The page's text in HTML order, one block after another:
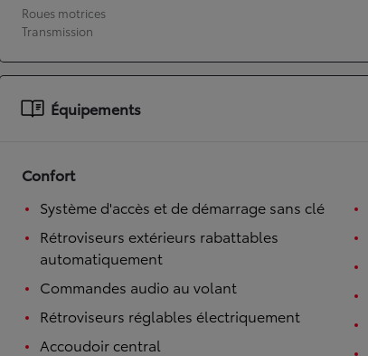
À partir de 19 700 €
Nouvelle Yaris Cross
HYBRIDE
Roues motrices
Transmission
Équipements
Confort
Système d'accès et de démarrage sans clé
Rétroviseurs extérieurs rabattables
automatiquement
Commandes audio au volant
Rétroviseurs réglables électriquement
Accoudoir central